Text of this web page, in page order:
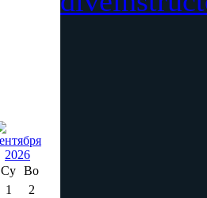
Су Во
1
2